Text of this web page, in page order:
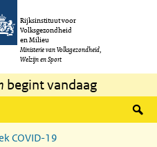
Rijksinstituut voor
Volksgezondheid
en Milieu
Ministerie van Volksgezondheid,
Welzijn en Sport
begint vandaag
COVID-19